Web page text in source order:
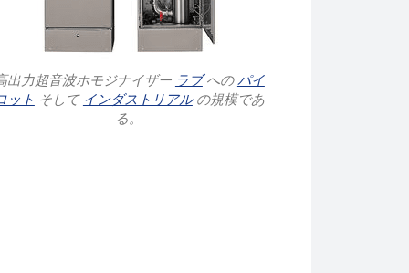
出力超音波ホモジナイザー ラブへのパイ
ット そして インダストリアルの規模であ
る。